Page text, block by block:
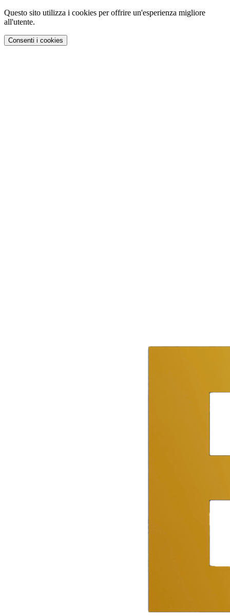
Questo sito utilizza i cookies per offrire un'esperienza migliore
all'utente.
Consenti i cookies